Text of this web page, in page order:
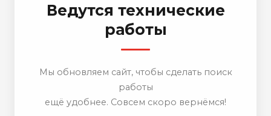
Ведутся технические
работы
Мы обновляем сайт, чтобы сделать поиск
работы
ещё удобнее. Совсем скоро вернёмся!